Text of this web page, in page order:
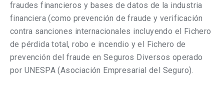
fraudes financieros y bases de datos de la industria
financiera (como prevención de fraude y verificación
contra sanciones internacionales incluyendo el Fichero
de pérdida total, robo e incendio y el Fichero de
prevención del fraude en Seguros Diversos operado
por UNESPA (Asociación Empresarial del Seguro).